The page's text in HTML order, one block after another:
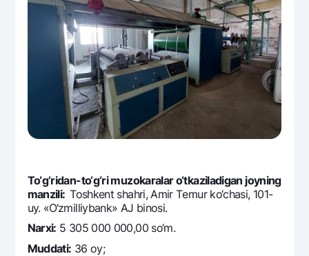
Sayt bo‘yicha qidiring
Qidirish
Foydali havolalar
Ko'p beriladigan savollar
Matbuot markazi
Bizni ijtimoiy tarmoqlarda kuzatib boring
Aloqa markazi
+998 78 148-00-10
To‘g‘ridan-to‘g‘ri muzokaralar o‘tkaziladigan joyning
manzili:Toshkеnt shahri, Amir Tеmur ko‘chasi, 101-
uy. «O‘zmilliybank» AJ binosi.
Narxi: 5 305 000 000,00 so‘m.
Muddati: 36 oy;